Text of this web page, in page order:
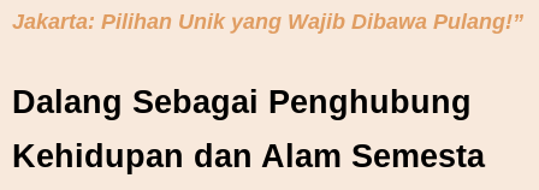
Jakarta: Pilihan Unik yang Wajib Dibawa Pulang!”
Dalang Sebagai Penghubung
Kehidupan dan Alam Semesta